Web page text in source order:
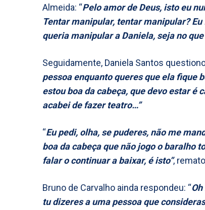
Almeida: “Pelo amor de Deus, isto eu
Tentar manipular, tentar manipular?
queria manipular a Daniela, seja no
Seguidamente, Daniela Santos
pessoa enquanto queres que ela fique
estou boa da cabeça, que devo estar é
acabei de fazer teatro…”
“Eu pedi, olha, se puderes, não me
boa da cabeça que não jogo o baralho
falar o continuar a baixar, é isto”,
Bruno de Carvalho ainda respondeu: “
tu dizeres a uma pessoa que